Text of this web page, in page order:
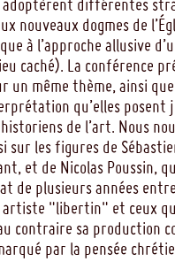
nouveaux dogmes de
à l’approche allusive
caché). La conférence
un même thème, ainsi
qu’elles posent
de l’art. Nous
sur les figures de
et de Nicolas Poussin,
de plusieurs années
artiste "libertin" et ceux
contraire sa production
par la pensée